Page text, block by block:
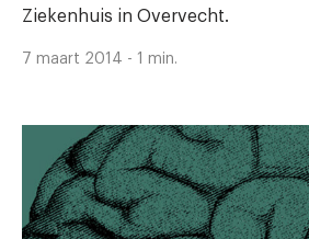
Ziekenhuis in Overvecht.
7 maart 2014 - 1 min.